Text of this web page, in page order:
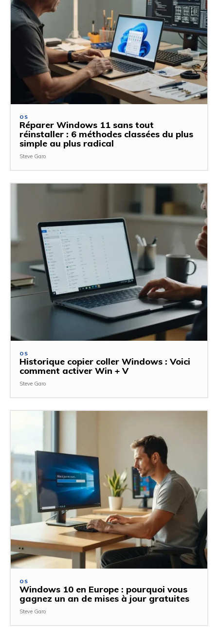
OS
Réparer Windows 11 sans tout
réinstaller : 6 méthodes classées du plus
simple au plus radical
Steve Garo
OS
Historique copier coller Windows : Voici
comment activer Win + V
Steve Garo
OS
Windows 10 en Europe : pourquoi vous
gagnez un an de mises à jour gratuites
Steve Garo